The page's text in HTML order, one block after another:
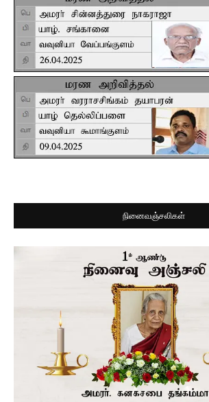
நினைவஞ்சலிகள்